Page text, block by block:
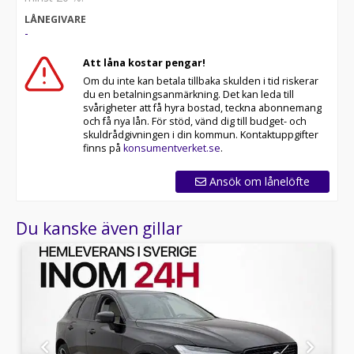
Med korta lagertider försvinner våra bilar snabbt! Ring
oss idag för att reservera din bil: 08-572 142 39. Vi
erbjuder även skräddarsydd finansiering och 14 dagars
fri försäkring från Folksam.
Se hur vi genomför våra tester här:
Telefontider:
Utrustning/Tillbehör:
Leasbar MOMS,Plus
Dark,Fyrhjulsdrift,Panoramaglastak,Volvo Cars
fram med minne,Skinnklädsel,Dynförlängning,Pilot
Assist,BLIS döda vinkel varnare,Apple CarPlay,Android
auto,Multifunktionsratt,Rattvärme,Adaptiv
farthållare,Keyless System,Elektrisk bagagelucka,Lane
LÅNEGIVARE
-
Att låna kostar pengar!
Om du inte kan betala tillbaka skulden i tid riskerar
du en betalningsanmärkning. Det kan leda till
svårigheter att få hyra bostad, teckna abonnemang
och få nya lån. För stöd, vänd dig till budget- och
skuldrådgivningen i din kommun. Kontaktuppgifter
finns på konsumentverket.se.
Ansök om lånelöfte
Du kanske även gillar